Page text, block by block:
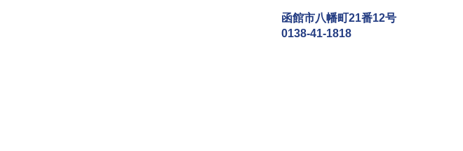
函館市八幡町21番12号
0138-41-1818